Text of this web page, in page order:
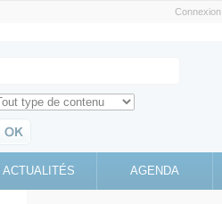
Connexion
for
toute l'information sur le site education.gouv.fr
ACTUALITÉS AGENDA